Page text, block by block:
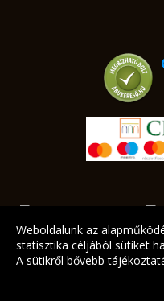
Weboldalunk az
statisztika céljából sütiket
A sütikről bővebb